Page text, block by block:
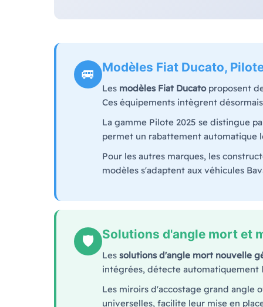
🚐 Modèles Fiat Ducato,
Les modèles Fiat Ducatoproposent
Ces équipements intègrent
La gamme Pilote 2025 se distingue
permet un rabattement automatique
Pour les autres marques, les
modèles s'adaptent aux véhicules
🛡️ Solutions d'angle mort et
Les solutions d'angle mort nouvelle
intégrées, détecte automatiquement
Les miroirs d'accostage grand angle
universelles, facilite leur mise en